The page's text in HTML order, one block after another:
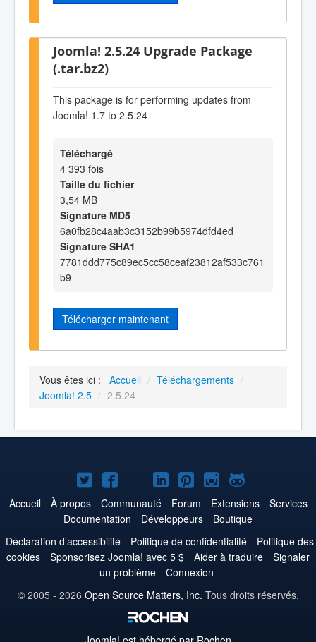
Joomla! 2.5.24 Upgrade Package
(.tar.bz2)
This package is for performing updates from
Joomla! 1.7 to 2.5.24
Téléchargé
4 393 fois
Taille du fichier
3,54 MB
Signature MD5
6a0fb28c4aab3c3152b99b5974dfd4ed
Signature SHA1
7781ddd775c89ec5cc58ceaf23812af533c761
b9
Télécharger maintenant
Vous êtes ici : Accueil / Téléchargements /
Joomla! 2.5 / 2.5.24
Joomla!
sur
Twitter
Joomla!
sur
Facebook
Joomla!
sur
YouTube
Joomla!
sur
LinkedIn
Joomla!
sur
Pinterest
Joomla!
sur
Instagram
Joomla!
sur
GitHub
Accueil À propos Communauté Forum Extensions
Services
Documentation
Développeurs
Boutique
Déclaration d’accessibilité
Politique de confidentialité
Politique des
cookies
Sponsorisez Joomla! avec 5 $ Aider à traduire
Signaler
un problème
Connexion
© 2005 - 2026 Open Source Matters, Inc. Tous droits réservés.